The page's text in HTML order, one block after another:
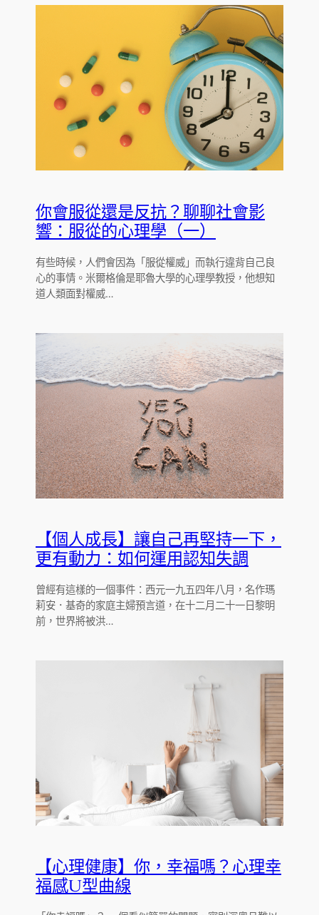
你會服從還是反抗？聊聊社會影
響：服從的心理學（一）
有些時候，人們會因為「服從權威」而執行違背自己良
心的事情。米爾格倫是耶魯大學的心理學教授，他想知
道人類面對權威…
【個人成長】讓自己再堅持一下，
更有動力：如何運用認知失調
曾經有這樣的一個事件：西元一九五四年八月，名作瑪
莉安．基奇的家庭主婦預言道，在十二月二十一日黎明
前，世界將被洪…
【心理健康】你，幸福嗎？心理幸
福感U型曲線